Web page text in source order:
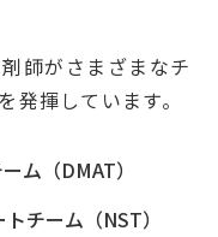
師がさまざまなチ
発揮しています。
ム（DMAT）
チーム（NST）